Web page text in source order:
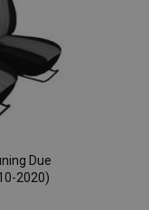
Due
2020)